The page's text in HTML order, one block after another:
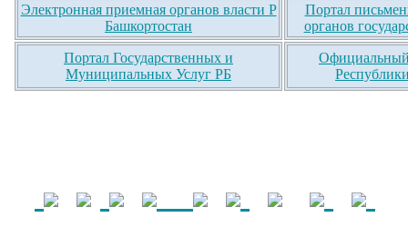
Электронная приемная органов власти Р
Башкортостан
Портал
органов
Портал Государственных и
Муниципальных Услуг РБ
Официальный